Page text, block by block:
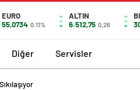
EURO
55,0734 0.11%
ALTIN
6.512,75 0,26
Diğer Servisler